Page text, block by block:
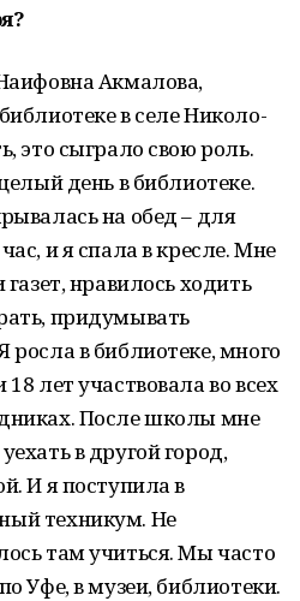
Акмалова,
в селе Николо-
это сыграло свою роль.
день в библиотеке.
на обед – для
и я спала в кресле. Мне
нравилось ходить
придумывать
в библиотеке, много
лет участвовала во всех
После школы мне
в другой город,
И я поступила в
техникум. Не
там учиться. Мы часто
Уфе, в музеи, библиотеки.